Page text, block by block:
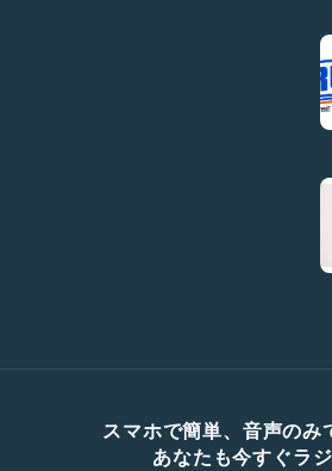
スマホで簡単、音声のみ
あなたも今すぐラ